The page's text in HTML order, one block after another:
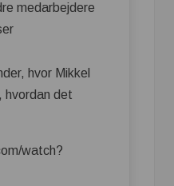
medarbejdere
hvor Mikkel
hvordan det
watch?